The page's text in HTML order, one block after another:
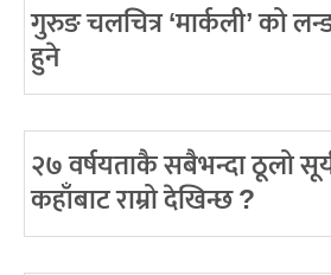
गुरुङ चलचित्र ‘मार्कली’ को
हुने
२७ वर्षयताकै सबैभन्दा ठूलो
कहाँबाट राम्रो देखिन्छ ?